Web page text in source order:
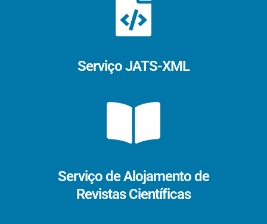
Serviço JATS-XML
Serviço de Alojamento de
Revistas Científicas